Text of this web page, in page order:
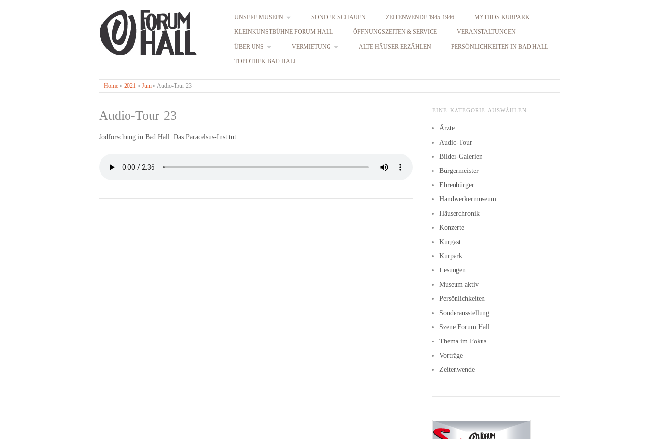
UNSERE MUSEEN SONDER-SCHAUEN ZEITENWENDE 1945-1946 MYTHOS KURPARK
KLEINKUNSTBÜHNE FORUM HALL ÖFFNUNGSZEITEN & SERVICE VERANSTALTUNGEN
ÜBER UNS VERMIETUNG ALTE HÄUSER ERZÄHLEN PERSÖNLICHKEITEN IN BAD HALL
TOPOTHEK BAD HALL
Home » 2021 » Juni »Audio-Tour 23
Audio-Tour 23
Jodforschung in Bad Hall: Das Paracelsus-Institut
EINE KATEGORIE AUSWÄHLEN:
Ärzte
Audio-Tour
Bilder-Galerien
Bürgermeister
Ehrenbürger
Handwerkermuseum
Häuserchronik
Konzerte
Kurgast
Kurpark
Lesungen
Museum aktiv
Persönlichkeiten
Sonderausstellung
Szene Forum Hall
Thema im Fokus
Vorträge
Zeitenwende